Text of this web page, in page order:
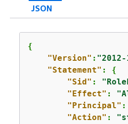
JSON
{
"Version" :
"Statement" : {
"Sid" :
"Effect" :
"Principal" :
"Action" :